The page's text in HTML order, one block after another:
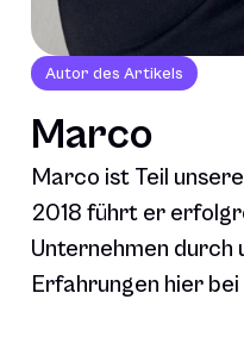
Autor des Artikels
Marco
Marco ist Teil
2018 führt er
Unternehmen durch
Erfahrungen hier